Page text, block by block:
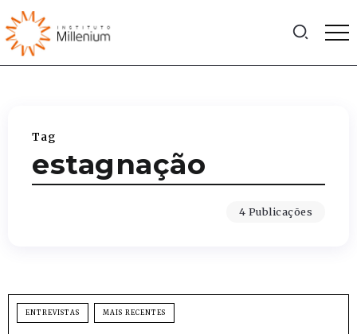
Tag
estagnação
4 Publicações
ENTREVISTAS MAIS RECENTES